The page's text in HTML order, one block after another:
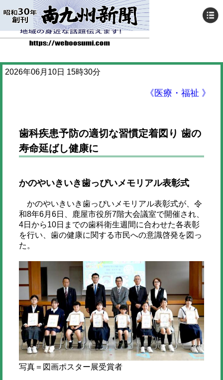
2026年06月10日 15時30分
《医療・福祉 》
歯科疾患予防の適切な習慣定着図り 歯の
寿命延ばし健康に
かのやいきいき歯っぴいメモリアル表彰式
かのやいきいき歯っぴいメモリアル表彰式が、令
和8年6月6日、鹿屋市役所7階大会議室で開催され、
4日から10日までの歯科衛生週間に合わせた各表彰
を行い、歯の健康に関する市民への意識啓発を図っ
た。
写真＝図画ポスター展受賞者